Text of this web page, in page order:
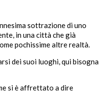
sottrazione di uno
in una città che già
pochissime altre realtà.
dei suoi luoghi, qui bisogna
si è affrettato a dire